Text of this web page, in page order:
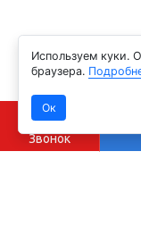
Используем куки.
браузера.
Ок
Звонок